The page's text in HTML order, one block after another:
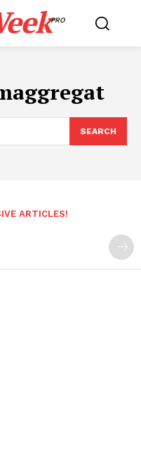
PRO
SEARCH
ARTICLES!